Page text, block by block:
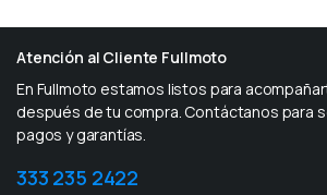
Atención al Cliente Fullmoto
En Fullmoto estamos listos para
después de tu compra. Contáctanos para
pagos y garantías.
333 235 2422